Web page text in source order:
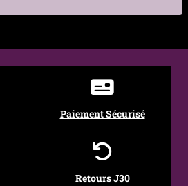
Paiement Sécurisé
Retours J30